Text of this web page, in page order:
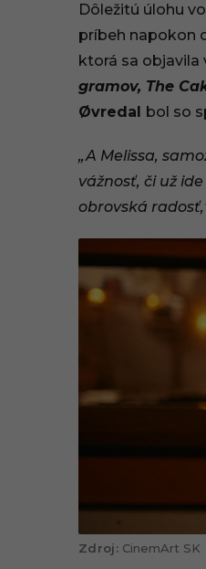
Dôležitú úlohu
príbeh napokon
ktorá sa objavila
gramov, The
Øvredal bol so
„A Melissa,
vážnosť, či už
obrovská
CinemArt SK